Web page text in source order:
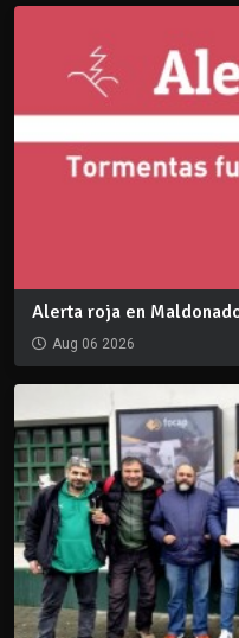
Alerta roja en
Aug 06 2026